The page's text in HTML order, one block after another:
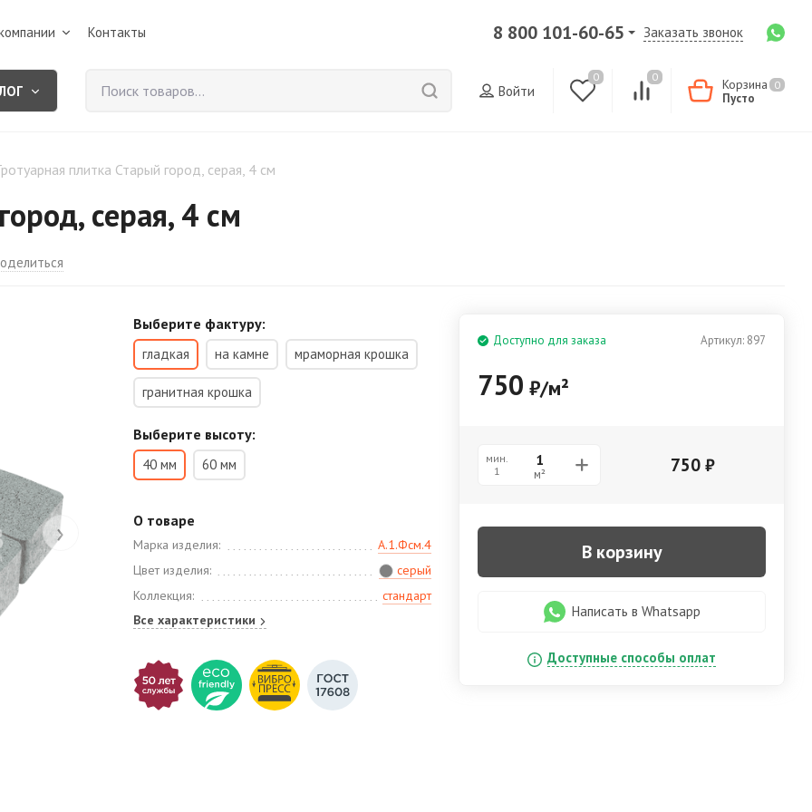
Контакты 8 800 101-60-65 Заказать звонок
Войти
0 0 Корзина 0
Пусто
плитка Старый город, серая, 4 см
серая, 4 см
›
Выберите фактуру:
гладкая на камне мраморная крошка
гранитная крошка
Выберите высоту:
40 мм 60 мм
О товаре
Марка изделия:
А.1.Фсм.4
Цвет изделия:
серый
Коллекция:
стандарт
Все характеристики
Артикул: 897
Доступно для заказа
750 ₽/м²
мин.
1
м² 750 ₽
В корзину
Написать в Whatsapp
Доступные способы оплат